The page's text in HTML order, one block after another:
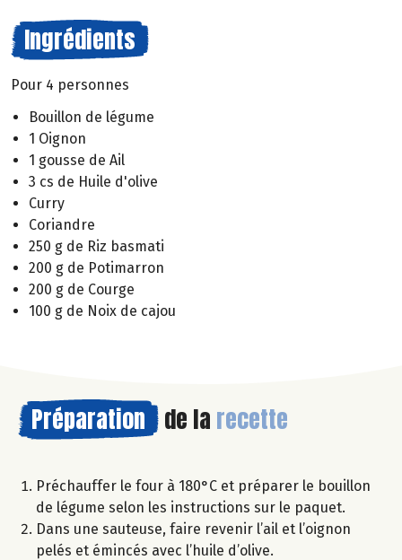
Ingrédients
Pour 4 personnes
Bouillon de légume
1 Oignon
1 gousse de Ail
3 cs de Huile d'olive
Curry
Coriandre
250 g de Riz basmati
200 g de Potimarron
200 g de Courge
100 g de Noix de cajou
Préparation de la recette
Préchauffer le four à 180°C et préparer le bouillon
de légume selon les instructions sur le paquet.
Dans une sauteuse, faire revenir l’ail et l’oignon
pelés et émincés avec l’huile d’olive.